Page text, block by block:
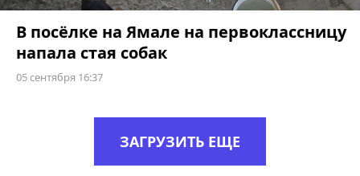
В посёлке на Ямале на первоклассницу
напала стая собак
05 сентября 16:37
ЗАГРУЗИТЬ ЕЩЕ